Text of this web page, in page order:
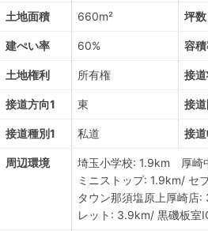
土地面積 660m² 坪数
建ぺい率 60% 容
土地権利 所有権 接
接道方向1 東 接
接道種別1 私道 接
周辺環境
埼玉小学校: 1.9km 厚崎
ミニストップ: 1.9km/ セ
タウン那須塩原上厚崎店:
レット: 3.9km/ 黒磯板室